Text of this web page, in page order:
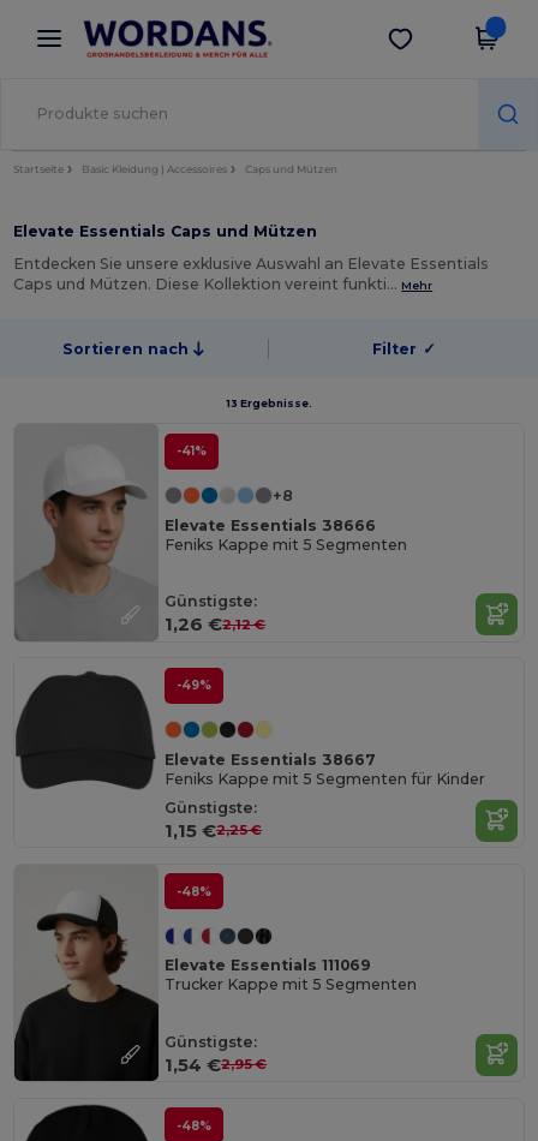
× Wordans App
Bessere Preise in der App!
App holen
Startseite Basic Kleidung | Accessoires Caps und Mützen
Elevate Essentials Caps und Mützen
Entdecken Sie unsere exklusive Auswahl an Elevate Essentials
Caps und Mützen. Diese Kollektion vereint funkti… Mehr
Sortieren nach Filter ✓
13 Ergebnisse.
-41%
+8
Elevate Essentials 38666
Feniks Kappe mit 5 Segmenten
Günstigste:
1,26 €2,12 €
-49%
Elevate Essentials 38667
Feniks Kappe mit 5 Segmenten für Kinder
Günstigste:
1,15 €2,25 €
-48%
Elevate Essentials 111069
Trucker Kappe mit 5 Segmenten
Günstigste:
1,54 €2,95 €
-48%